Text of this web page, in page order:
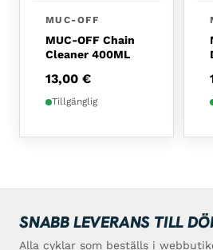
MUC-OFF
MUC-OFF Chain
Cleaner 400ML
13,00 €
Tillgänglig
SNABB LEVERANS TILL
Alla cyklar som beställs i